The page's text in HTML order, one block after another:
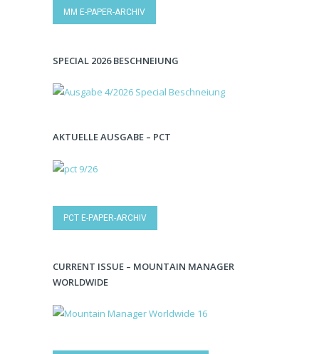
MM E-PAPER-ARCHIV
SPECIAL 2026 BESCHNEIUNG
AKTUELLE AUSGABE – PCT
PCT E-PAPER-ARCHIV
CURRENT ISSUE – MOUNTAIN MANAGER
WORLDWIDE